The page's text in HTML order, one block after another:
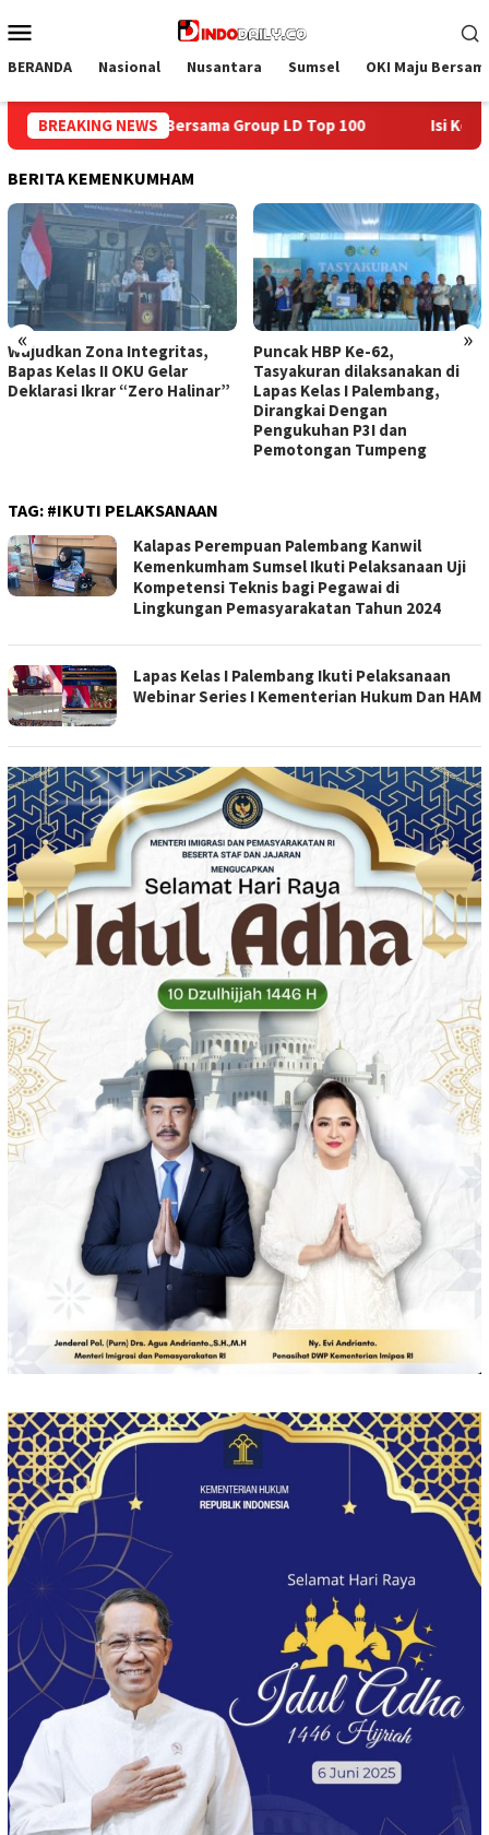
ke
Mobile
BERANDA Nasional Nusantara Sumsel OKI Maju
BREAKING NEWSIsi Kemerdekaan dengan Kepedulian, Lapas
BERITA KEMENKUMHAM
« »
Wujudkan Zona Integritas,
Bapas Kelas II OKU Gelar
Deklarasi Ikrar “Zero Halinar”
Puncak HBP Ke-62,
Tasyakuran dilaksanakan di
Lapas Kelas I Palembang,
Dirangkai Dengan
Pengukuhan P3I dan
Pemotongan Tumpeng
TAG: #IKUTI PELAKSANAAN
Kalapas Perempuan Palembang Kanwil
Kemenkumham Sumsel Ikuti Pelaksanaan Uji
Kompetensi Teknis bagi Pegawai di
Lingkungan Pemasyarakatan Tahun 2024
Lapas Kelas I Palembang Ikuti Pelaksanaan
Webinar Series I Kementerian Hukum Dan HAM